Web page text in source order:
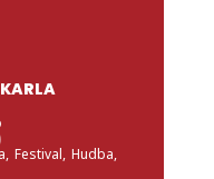
Festival, Hudba,